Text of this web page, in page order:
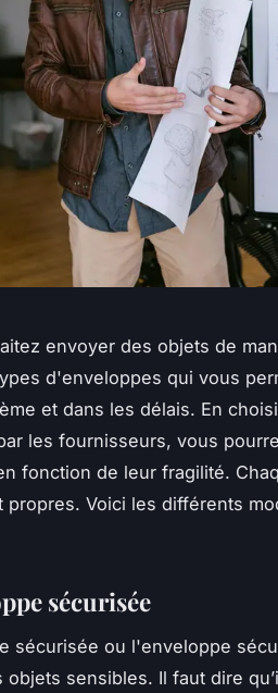
envoyer des objets de
d'enveloppes qui vous
et dans les délais. En
les fournisseurs, vous
fonction de leur fragilité.
propres. Voici les différents
sécurisée
sécurisée ou l'enveloppe
objets sensibles. Il faut dire